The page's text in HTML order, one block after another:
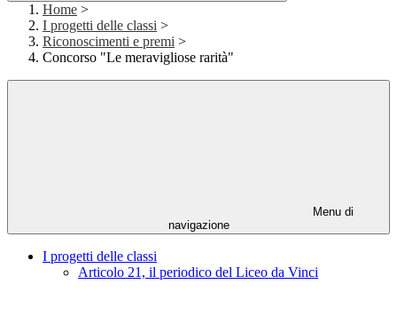
Home >
I progetti delle classi >
Riconoscimenti e premi >
Concorso "Le meravigliose rarità"
Menu di
navigazione
I progetti delle classi
Articolo 21, il periodico del Liceo da Vinci